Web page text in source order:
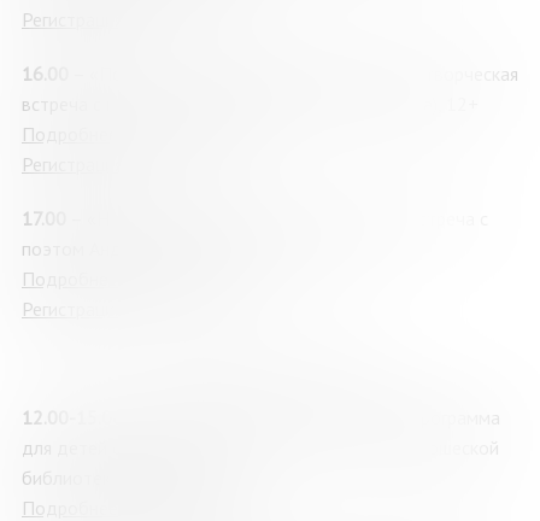
Регистрация
16.00
– «Поэзия – русская национальная идея»: творческая
встреча с поэтом Андреем Коровиным (г. Москва), 12+
Подробнее о мероприятии
Регистрация
17.00
поэтом Андреем Звягиным (г. Москва), 12+
Подробнее о мероприятии
Регистрация
12.00-15.00
для детей от Мурманской областной детско-юношеской
библиотеки (МОДЮБ)
Подробнее о мероприятии